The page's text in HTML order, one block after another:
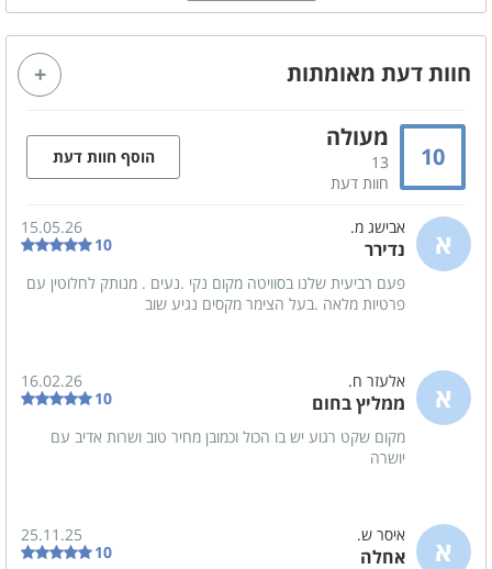
משפחות
ציבור דתי
מטבח מאובזר
מיקרוגל
תנור אפייה
מכונת אספרסו
חדרי הרחצה
מגבות רחצה
סבונים
תה
חוות דעת מאומתות
10
מעולה
13
חוות דעת
הוסף חוות דעת
א אבישג מ.
נדירר
15.05.26
10
פעם רביעית שלנו בסוויטה מקום נקי .נעים . מנותק לחלוטין עם
פרטיות מלאה .בעל הצימר מקסים נגיע שוב
א אלעזר ח.
ממליץ בחום
16.02.26
10
מקום שקט רגוע יש בו הכול וכמובן מחיר טוב ושרות אדיב עם
יושרה
א איסר ש.
אחלה
25.11.25
10